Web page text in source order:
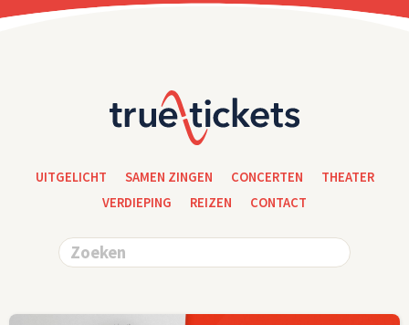
UITGELICHT SAMEN ZINGEN CONCERTEN
THEATER
VERDIEPING
REIZEN CONTACT